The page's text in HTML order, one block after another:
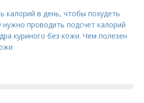
калорий в день, чтобы похудеть
нужно проводить подсчет калорий
куриного без кожи. Чем полезен